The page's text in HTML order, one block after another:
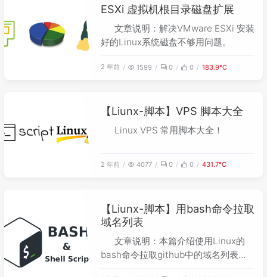
ESXi 虚拟机根目录磁盘扩展
文章说明：解决VMware ESXi 安装
好的Linux系统磁盘不够用问题。
2 年前 1599 0 0 183.9℃
【Liunx-脚本】VPS 脚本大全
Linux VPS 常用脚本大全！
2 年前 4077 0 0 431.7℃
【Liunx-脚本】用bash命令拉取
域名列表
文章说明：本篇介绍使用Linux的
bash命令拉取github中的域名列表，